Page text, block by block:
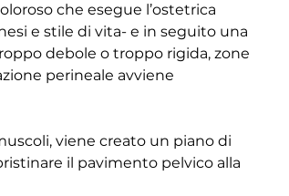
che esegue l’ostetrica
e stile di vita- e in seguito una
debole o troppo rigida, zone
perineale avviene
viene creato un piano di
il pavimento pelvico alla